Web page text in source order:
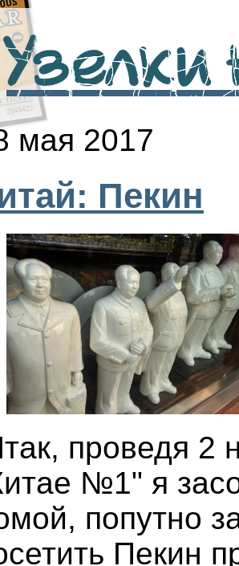
Узелки
мая 2017
Пекин
проведя 2
№1" я
попутно
Пекин